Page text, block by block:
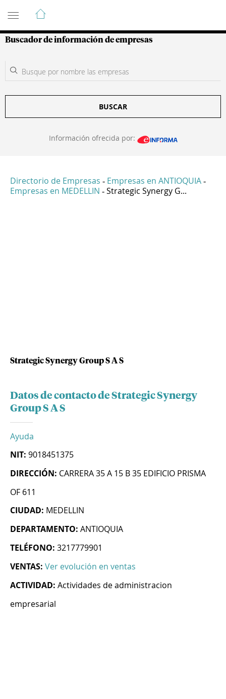
Guía de Empresas Colombianas
Buscador de información de empresas
BUSCAR
Información ofrecida por:
Directorio de Empresas - Empresas en ANTIOQUIA -
Empresas en MEDELLIN - Strategic Synergy G...
Strategic Synergy Group S A S
Datos de contacto de Strategic Synergy
Group S A S
Ayuda
NIT: 9018451375
DIRECCIÓN: CARRERA 35 A 15 B 35 EDIFICIO PRISMA
OF 611
CIUDAD: MEDELLIN
DEPARTAMENTO: ANTIOQUIA
TELÉFONO: 3217779901
VENTAS: Ver evolución en ventas
ACTIVIDAD: Actividades de administracion
empresarial